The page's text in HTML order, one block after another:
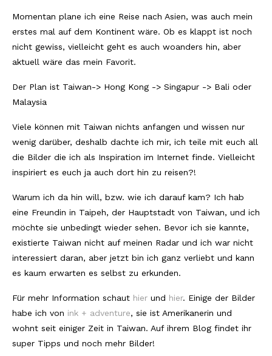
Sri Lanka
Thailand
Vietnam
Marokko
Südafrika
USA
Die Bahamas
South America
Australien
Middle East
Momentan plane ich eine Reise nach Asien, was auch mein
erstes mal auf dem Kontinent wäre. Ob es klappt ist noch
nicht gewiss, vielleicht geht es auch woanders hin, aber
aktuell wäre das mein Favorit.
Der Plan ist Taiwan-> Hong Kong -> Singapur -> Bali oder
Malaysia
Viele können mit Taiwan nichts anfangen und wissen nur
wenig darüber, deshalb dachte ich mir, ich teile mit euch all
die Bilder die ich als Inspiration im Internet finde. Vielleicht
inspiriert es euch ja auch dort hin zu reisen?!
Warum ich da hin will, bzw. wie ich darauf kam? Ich hab
eine Freundin in Taipeh, der Hauptstadt von Taiwan, und ich
möchte sie unbedingt wieder sehen. Bevor ich sie kannte,
existierte Taiwan nicht auf meinen Radar und ich war nicht
interessiert daran, aber jetzt bin ich ganz verliebt und kann
es kaum erwarten es selbst zu erkunden.
Für mehr Information schaut hier und hier. Einige der Bilder
habe ich von ink + adventure, sie ist Amerikanerin und
wohnt seit einiger Zeit in Taiwan. Auf ihrem Blog findet ihr
super Tipps und noch mehr Bilder!